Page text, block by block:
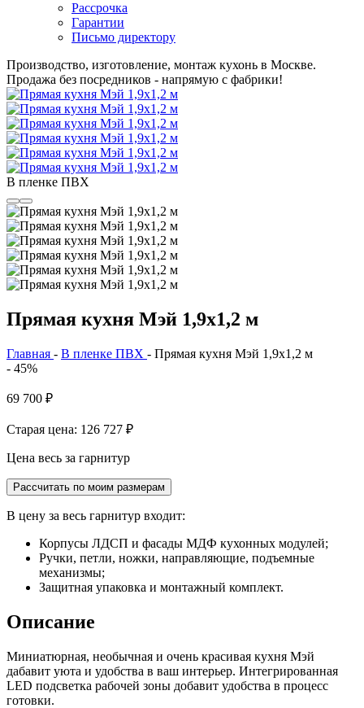
Рассрочка
Гарантии
Письмо директору
Производство, изготовление, монтаж кухонь в Москве.
Продажа без посредников - напрямую с фабрики!
В пленке ПВХ
Прямая кухня Мэй 1,9x1,2 м
Главная - В пленке ПВХ - Прямая кухня Мэй 1,9x1,2 м
- 45%
69 700 ₽
Старая цена: 126 727 ₽
Цена весь за гарнитур
Рассчитать по моим размерам
В цену за весь гарнитур входит:
Корпусы ЛДСП и фасады МДФ кухонных модулей;
Ручки, петли, ножки, направляющие, подъемные
механизмы;
Защитная упаковка и монтажный комплект.
Описание
Миниатюрная, необычная и очень красивая кухня Мэй
дабавит уюта и удобства в ваш интерьер. Интегрированная
LED подсветка рабочей зоны добавит удобства в процесс
готовки.